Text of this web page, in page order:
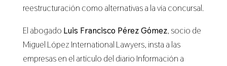
reestructuración como alternativas a la vía concursal.
El abogado Luis Francisco Pérez Gómez, socio de
Miguel López International Lawyers, insta a las
empresas en el artículo del diario Información a